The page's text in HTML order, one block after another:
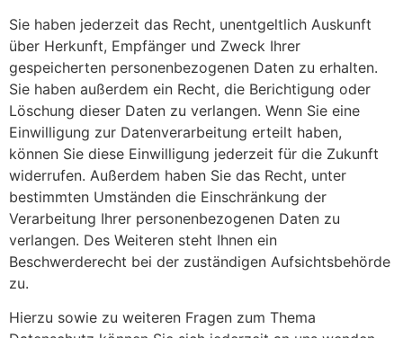
Sie haben jederzeit das Recht, unentgeltlich Auskunft
über Herkunft, Empfänger und Zweck Ihrer
gespeicherten personenbezogenen Daten zu erhalten.
Sie haben außerdem ein Recht, die Berichtigung oder
Löschung dieser Daten zu verlangen. Wenn Sie eine
Einwilligung zur Datenverarbeitung erteilt haben,
können Sie diese Einwilligung jederzeit für die Zukunft
widerrufen. Außerdem haben Sie das Recht, unter
bestimmten Umständen die Einschränkung der
Verarbeitung Ihrer personenbezogenen Daten zu
verlangen. Des Weiteren steht Ihnen ein
Beschwerderecht bei der zuständigen Aufsichtsbehörde
zu.
Hierzu sowie zu weiteren Fragen zum Thema